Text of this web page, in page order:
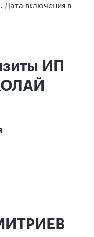
включения в
ИП